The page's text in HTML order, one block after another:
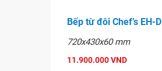
Bếp từ đôi Chef’s EH-
720x430x60 mm
11.900.000 VND